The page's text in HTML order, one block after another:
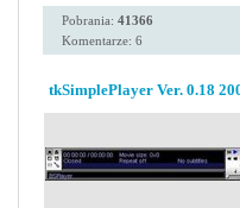
Pobrania: 41366
Komentarze: 6
tkSimplePlayer Ver. 0.18